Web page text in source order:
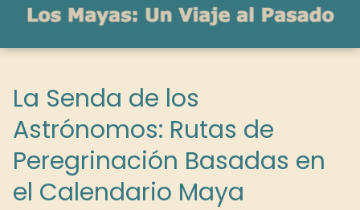
La Senda de los
Astrónomos: Rutas de
Peregrinación Basadas en
el Calendario Maya